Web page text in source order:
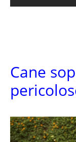
Cane